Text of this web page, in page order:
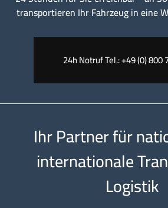
transportieren Ihr Fahrzeug in eine
24h Notruf Tel.: +49 (0) 800
Ihr Partner für
internationale
Logistik